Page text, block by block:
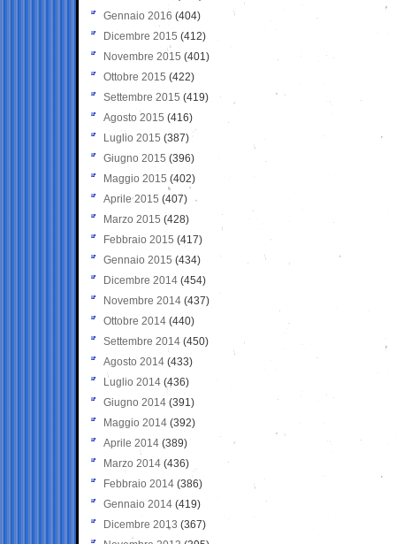
Gennaio 2016 (404)
Dicembre 2015 (412)
Novembre 2015 (401)
Ottobre 2015 (422)
Settembre 2015 (419)
Agosto 2015 (416)
Luglio 2015 (387)
Giugno 2015 (396)
Maggio 2015 (402)
Aprile 2015 (407)
Marzo 2015 (428)
Febbraio 2015 (417)
Gennaio 2015 (434)
Dicembre 2014 (454)
Novembre 2014 (437)
Ottobre 2014 (440)
Settembre 2014 (450)
Agosto 2014 (433)
Luglio 2014 (436)
Giugno 2014 (391)
Maggio 2014 (392)
Aprile 2014 (389)
Marzo 2014 (436)
Febbraio 2014 (386)
Gennaio 2014 (419)
Dicembre 2013 (367)